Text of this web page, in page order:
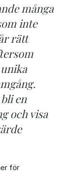
många
inte
rätt
en
och visa
för